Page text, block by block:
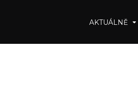
AKTUÁLNĚ